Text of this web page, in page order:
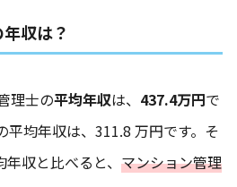
収は？
理士の平均年収は、 437.4万円で
平均年収は、311.8 万円です。そ
収と比べると、 マンション管理